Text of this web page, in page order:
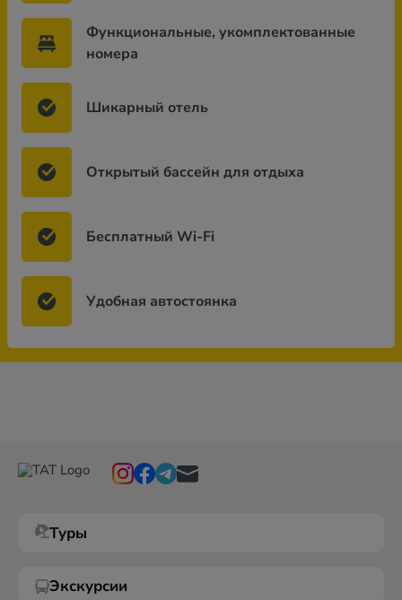
Функциональные, укомплектованные
номера
Шикарный отель
Открытый бассейн для отдыха
Бесплатный Wi-Fi
Удобная автостоянка
Туры
Экскурсии